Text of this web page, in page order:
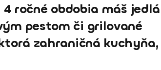
ročné obdobia máš
pestom či grilované
zahraničná kuchyňa,